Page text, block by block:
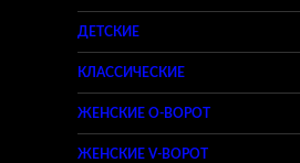
ДЕТСКИЕ
КЛАССИЧЕСКИЕ
ЖЕНСКИЕ O-ВОРОТ
ЖЕНСКИЕ V-ВОРОТ